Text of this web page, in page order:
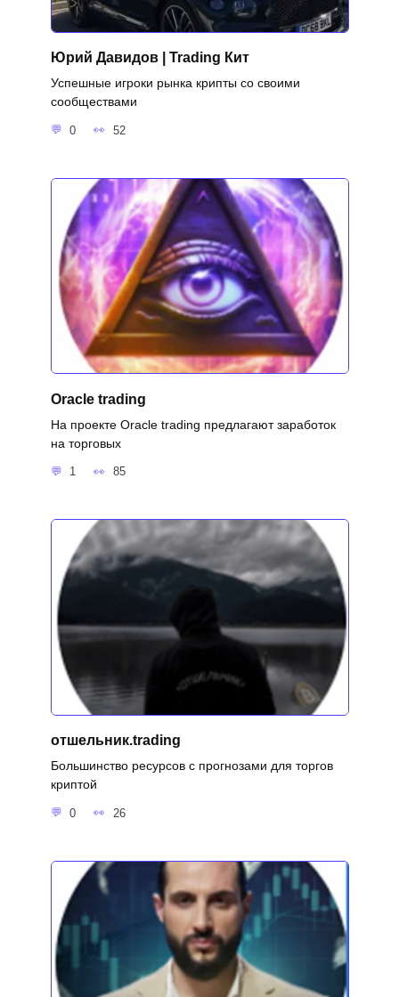
Юрий Давидов | Trading Кит
Успешные игроки рынка крипты со своими
сообществами
0 52
Oracle trading
На проекте Oracle trading предлагают заработок
на торговых
1 85
отшельник.trading
Большинство ресурсов с прогнозами для торгов
криптой
0 26